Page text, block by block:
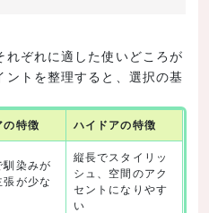
ぞれに適した使いどころが
トを整理すると、選択の基
の特徴 ハイドアの特徴
馴染みが
張が少な
縦長でスタイリッ
シュ、空間のアク
セントになりやす
い